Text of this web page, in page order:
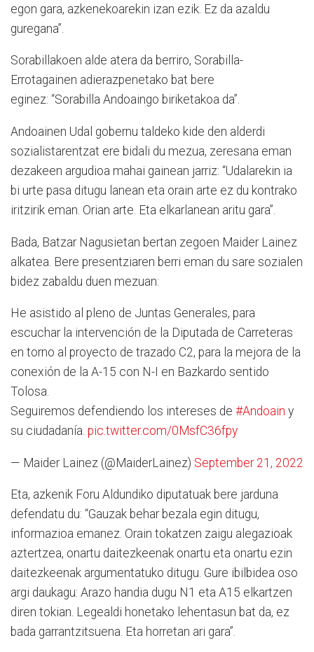
egon gara, azkenekoarekin izan ezik. Ez da azaldu
guregana”.
Sorabillakoen alde atera da berriro, Sorabilla-
Errotagainen adierazpenetako bat bere
eginez: “Sorabilla Andoaingo biriketakoa da”.
Andoainen Udal gobernu taldeko kide den alderdi
sozialistarentzat ere bidali du mezua, zeresana eman
dezakeen argudioa mahai gainean jarriz: “Udalarekin ia
bi urte pasa ditugu lanean eta orain arte ez du kontrako
iritzirik eman. Orian arte. Eta elkarlanean aritu gara”.
Bada, Batzar Nagusietan bertan zegoen Maider Lainez
alkatea. Bere presentziaren berri eman du sare sozialen
bidez zabaldu duen mezuan:
He asistido al pleno de Juntas Generales, para
escuchar la intervención de la Diputada de Carreteras
en torno al proyecto de trazado C2, para la mejora de la
conexión de la A-15 con N-I en Bazkardo sentido
Tolosa.
Seguiremos defendiendo los intereses de #Andoain y
su ciudadanía. pic.twitter.com/0MsfC36fpy
— Maider Lainez (@MaiderLainez) September 21, 2022
Eta, azkenik Foru Aldundiko diputatuak bere jarduna
defendatu du: “Gauzak behar bezala egin ditugu,
informazioa emanez. Orain tokatzen zaigu alegazioak
aztertzea, onartu daitezkeenak onartu eta onartu ezin
daitezkeenak argumentatuko ditugu. Gure ibilbidea oso
argi daukagu: Arazo handia dugu N1 eta A15 elkartzen
diren tokian. Legealdi honetako lehentasun bat da, ez
bada garrantzitsuena. Eta horretan ari gara”.